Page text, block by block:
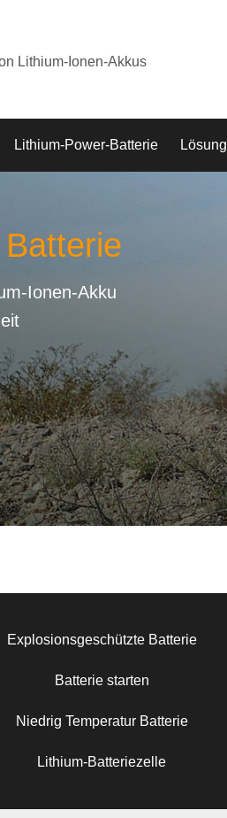
Lithium-Ionen-Akkus
Lithium-Power-Batterie Lösung
Ionen-Akku
Explosionsgeschützte Batterie
Batterie starten
Niedrig Temperatur Batterie
Lithium-Batteriezelle